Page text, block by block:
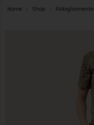
Home Shop Abbigliamento